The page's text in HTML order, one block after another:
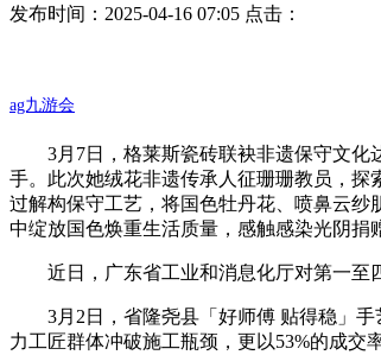
发布时间：2025-04-16 07:05 点击：
ag九游会
3月7日，格莱斯瓷砖联袂非遗保守文化达
手。此次她绒花非遗传承人征珊珊教员，
过解构保守工艺，将国色牡丹花、喷鼻云
中绽放国色焕重生活质量，感触感染光阴捐
近日，广东省工业和消息化厅对第一至四
3月2日，省隆尧县「好师傅 贴得稳」手
力工匠群体冲破施工瓶颈，更以53%的成